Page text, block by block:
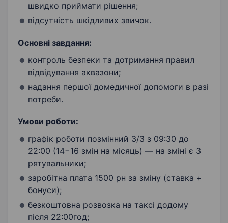
швидко приймати рішення;
відсутність шкідливих звичок.
Основні завдання:
контроль безпеки та дотримання правил
відвідування аквазони;
надання першої домедичної допомоги в разі
потреби.
Умови роботи:
графік роботи позмінний 3/3 з 09:30 до
22:00 (14−16 змін на місяць) — на зміні є 3
рятувальники;
заробітна плата 1500 рн за зміну (ставка +
бонуси);
безкоштовна розвозка на таксі додому
після 22:00год;